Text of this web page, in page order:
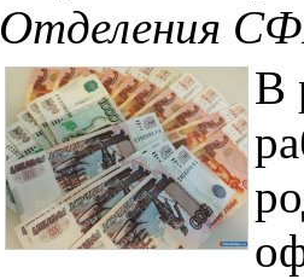
Отделения
В